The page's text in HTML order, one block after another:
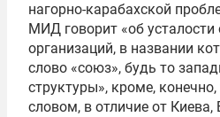
нагорно-карабахской
МИД говорит «об
организаций, в названии
слово «союз», будь то
структуры», кроме,
словом, в отличие от